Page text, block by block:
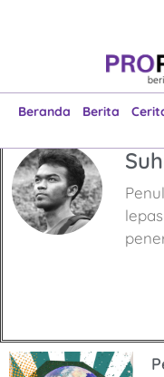
Beranda Berita